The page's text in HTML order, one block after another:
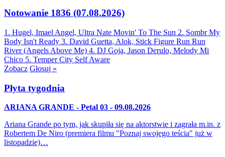
Notowanie 1836 (07.08.2026)
1. Hugel, Imael Angel, Ultra Nate Movin' To The Sun 2. Sombr My
Body Isn't Ready 3. David Guetta, Alok, Stick Figure Run Run
River (Angels Above Me) 4. DJ Goja, Jason Derulo, Melody Mi
Chico 5. Temper City Self Aware
Zobacz Głosuj »
Płyta tygodnia
ARIANA GRANDE - Petal 03 - 09.08.2026
Ariana Grande po tym, jak skupiła się na aktorstwie i zagrała m.in. z
Robertem De Niro (premiera filmu "Poznaj swojego teścia" już w
listopadzie)…